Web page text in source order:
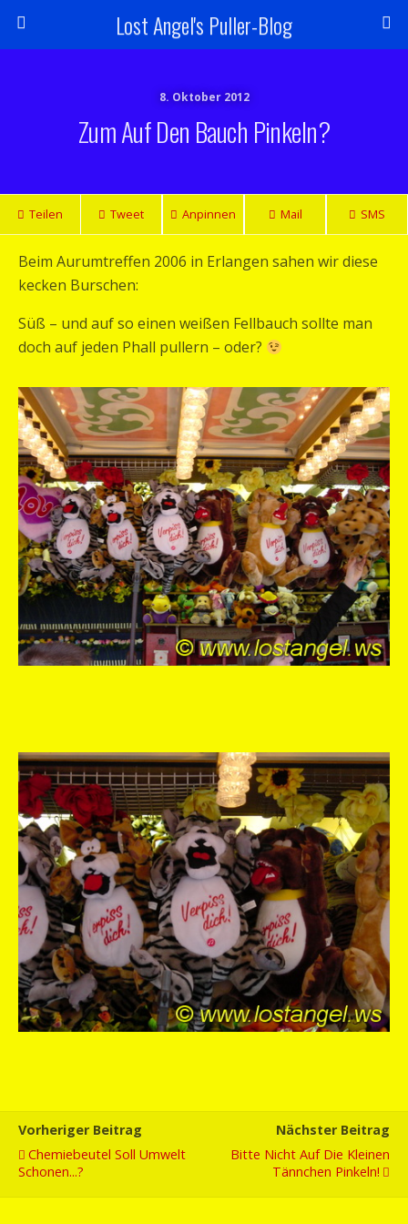
Lost Angel's Puller-Blog
8. Oktober 2012
Zum Auf Den Bauch Pinkeln?
Teilen Tweet Anpinnen Mail SMS
Beim Aurumtreffen 2006 in Erlangen sahen wir diese
kecken Burschen:
Süß – und auf so einen weißen Fellbauch sollte man
doch auf jeden Phall pullern – oder?
Vorheriger Beitrag
Chemiebeutel Soll Umwelt
Schonen...?
Nächster Beitrag
Bitte Nicht Auf Die Kleinen
Tännchen Pinkeln!